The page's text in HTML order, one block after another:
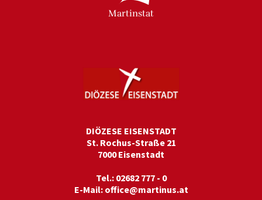
Martinstat
DIÖZESE EISENSTADT
St. Rochus-Straße 21
7000 Eisenstadt
Tel.: 02682 777 - 0
E-Mail: office@martinus.at